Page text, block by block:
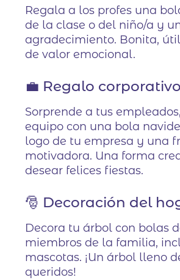
Regala a los profes una
de la clase o del niño/a y
agradecimiento. Bonita,
de valor emocional.
💼 Regalo corporativo
Sorprende a tus
equipo con una bola
logo de tu empresa y una
motivadora. Una forma
desear felices fiestas.
🎅 Decoración del
Decora tu árbol con bolas
miembros de la familia,
mascotas. ¡Un árbol lleno
queridos!